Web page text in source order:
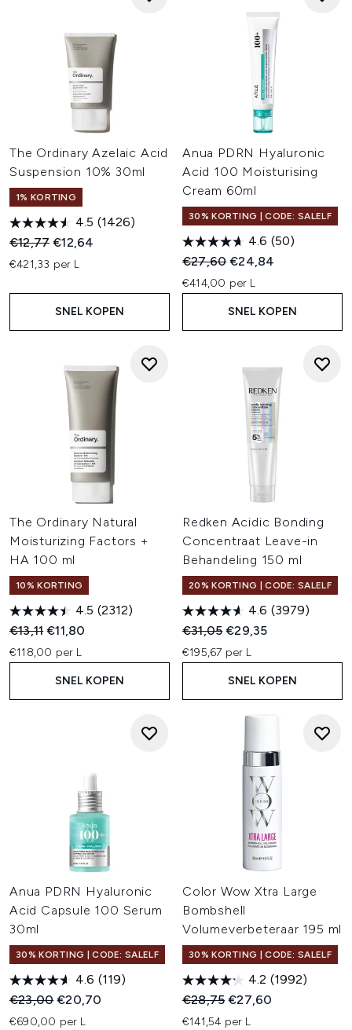
The Ordinary Azelaic Acid
Suspension 10% 30ml
1% KORTING
4.5 (1426)
Recommended Retail Price:
€12,77Huidige prijs:
€12,64
€421,33 per L
SNEL KOPEN
Anua PDRN Hyaluronic
Acid 100 Moisturising
Cream 60ml
30% KORTING | CODE: SALELF
4.6 (50)
Recommended Retail Price:
€27,60Huidige prijs:
€24,84
€414,00 per L
SNEL KOPEN
The Ordinary Natural
Moisturizing Factors +
HA 100 ml
10% KORTING
4.5 (2312)
Recommended Retail Price:
€13,11Huidige prijs:
€11,80
€118,00 per L
SNEL KOPEN
Redken Acidic Bonding
Concentraat Leave-in
Behandeling 150 ml
20% KORTING | CODE: SALELF
4.6 (3979)
Recommended Retail Price:
€31,05Huidige prijs:
€29,35
€195,67 per L
SNEL KOPEN
Anua PDRN Hyaluronic
Acid Capsule 100 Serum
30ml
30% KORTING | CODE: SALELF
4.6 (119)
Recommended Retail Price:
€23,00Huidige prijs:
€20,70
€690,00 per L
Color Wow Xtra Large
Bombshell
Volumeverbeteraar 195 ml
30% KORTING | CODE: SALELF
4.2 (1992)
Recommended Retail Price:
€28,75Huidige prijs:
€27,60
€141,54 per L